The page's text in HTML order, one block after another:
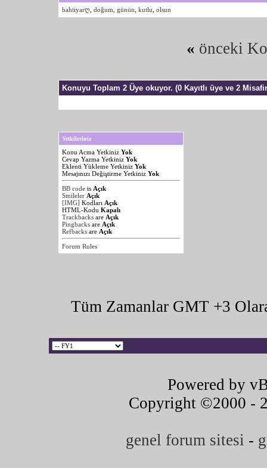
bahtiyarღ doğum günün kutlu olsun
« önceki
Konuyu Toplam 2 Üye okuyor. (0 Kayıtlı üye ve 2
Yetkileriniz
Konu Acma Yetkiniz Yok
Cevap Yazma Yetkiniz Yok
Eklenti Yükleme Yetkiniz Yok
Mesajınızı Değiştirme Yetkiniz Yok
BB code is Açık
Smileler Açık
[IMG] Kodları Açık
HTML-Kodu Kapalı
Trackbacks are Açık
Pingbacks are Açık
Refbacks are Açık
Forum Rules
Tüm Zamanlar GMT +3
Powered by
Copyright ©2000 -
genel forum sitesi -